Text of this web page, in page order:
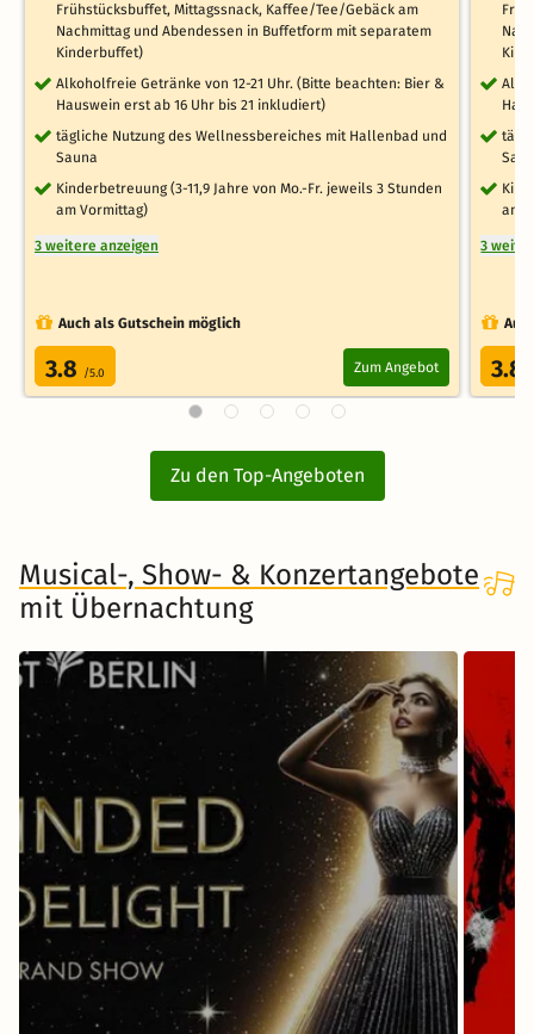
Frühstücksbuffet, Mittagssnack, Kaffee/Tee/Gebäck am
Nachmittag und Abendessen in Buffetform mit separatem
Kinderbuffet)
Alkoholfreie Getränke von 12-21 Uhr. (Bitte beachten: Bier &
Hauswein erst ab 16 Uhr bis 21 inkludiert)
tägliche Nutzung des Wellnessbereiches mit Hallenbad und
Sauna
Kinderbetreuung (3-11,9 Jahre von Mo.-Fr. jeweils 3 Stunden
am Vormittag)
3 weitere anzeigen
Auch als Gutschein möglich
3.8 /5.0 Zum Angebot
am
3
3.8
Zu den Top-Angeboten
Musical-, Show- & Konzertangebote
mit Übernachtung